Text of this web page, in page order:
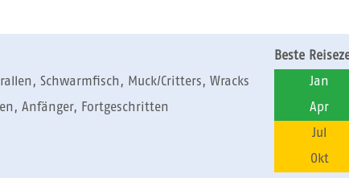
Schwarmfisch, Muck/Critters, Wracks
Anfänger, Fortgeschritten
Beste
Jan
Apr
Jul
Okt